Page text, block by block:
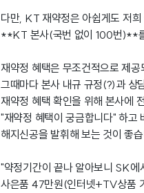
다만, KT 재약정은 아쉽게도 저
**KT 본사(국번 없이 100번)**
재약정 혜택은 무조건적으로 제
그때마다 본사 내규 규정(?)과 상
재약정 혜택 확인을 위해 본사에
"재약정 혜택이 궁금합니다" 하고
해지신공을 발휘해 보는 것이 좋
"약정기간이 끝나 알아보니 SK에
사은품 47만원(인터넷+TV상품